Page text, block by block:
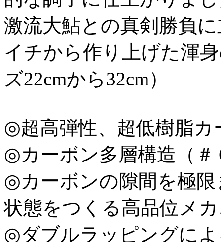
激流大鮎との真剣勝負
イチから作り上げた渾
ズ22cmから32cm）
◎超高弾性、超低樹脂カ
◎カーボン多層構造（＃
◎カーボンの隙間を極
状態をつくる高品位メ
◎ダブルラッピングに